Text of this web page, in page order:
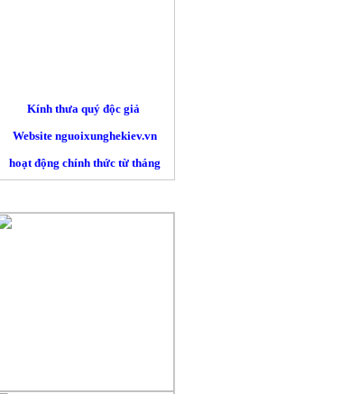
Website nguoixunghekiev.vn
hoạt động chính thức từ tháng
10/2012. và phi lợi nhuận.